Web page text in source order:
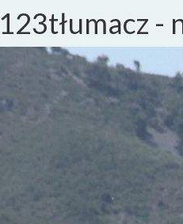
123tłumacz -